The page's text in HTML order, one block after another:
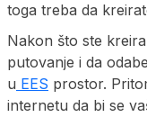
toga treba da
Nakon što ste
putovanje i da
u EES prostor.
internetu da bi se